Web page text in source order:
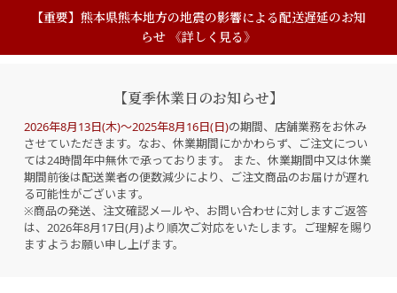
【重要】熊本県熊本地方の地震の影響による配送遅延のお知
らせ 《詳しく見る》
【夏季休業日のお知らせ】
2026年8月13日(木)～2025年8月16日(日)の期間、店舗業務をお休み
させていただきます。なお、休業期間にかかわらず、ご注文につい
ては24時間年中無休で承っております。 また、休業期間中又は休業
期間前後は配送業者の便数減少により、ご注文商品のお届けが遅れ
る可能性がございます。
※商品の発送、注文確認メールや、お問い合わせに対しますご返答
は、2026年8月17日(月)より順次ご対応をいたします。ご理解を賜り
ますようお願い申し上げます。